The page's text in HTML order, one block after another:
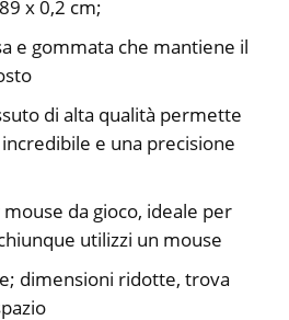
x 0,2 cm;
e gommata che mantiene il
di alta qualità permette
e una precisione
da gioco, ideale per
utilizzi un mouse
dimensioni ridotte, trova